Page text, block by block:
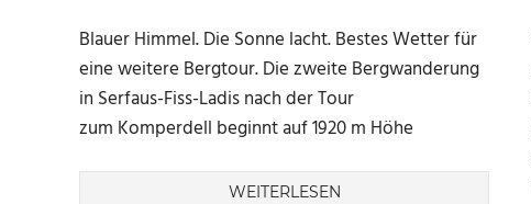
Blauer Himmel. Die Sonne lacht. Bestes Wetter für
eine weitere Bergtour. Die zweite Bergwanderung
in Serfaus-Fiss-Ladis nach der Tour
zum Komperdell beginnt auf 1920 m Höhe
WEITERLESEN